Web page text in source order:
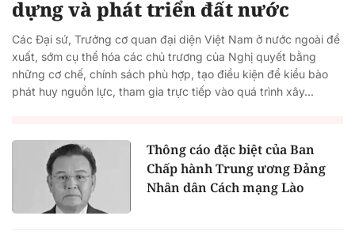
dựng và phát triển đất nước
Các Đại sứ, Trưởng cơ quan đại diện Việt Nam ở nước ngoài đề
xuất, sớm cụ thể hóa các chủ trương của Nghị quyết bằng
những cơ chế, chính sách phù hợp, tạo điều kiện để kiều bào
phát huy nguồn lực, tham gia trực tiếp vào quá trình xây...
Thông cáo đặc biệt của Ban
Chấp hành Trung ương Đảng
Nhân dân Cách mạng Lào